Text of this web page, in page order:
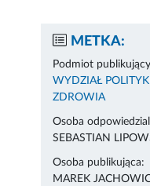
METKA:
Podmiot
WYDZIAŁ
ZDROWIA
Osoba
SEBASTIAN
Osoba publikująca:
MAREK